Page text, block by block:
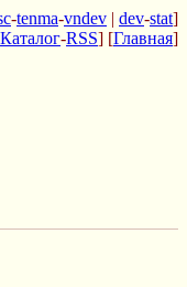
-tenma-vndev | dev-stat]
Каталог-RSS] [Главная]